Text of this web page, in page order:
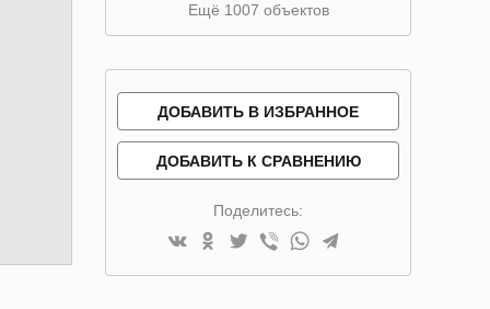
Ещё 1007 объектов
ДОБАВИТЬ В ИЗБРАННОЕ
ДОБАВИТЬ К СРАВНЕНИЮ
Поделитесь: